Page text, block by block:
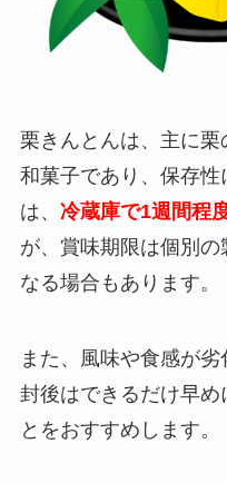
栗きんとんは、主に
和菓子であり、保存
は、 冷蔵庫で1週間程
が、賞味期限は個別
なる場合もあります。
また、風味や食感が
封後はできるだけ早
とをおすすめします。